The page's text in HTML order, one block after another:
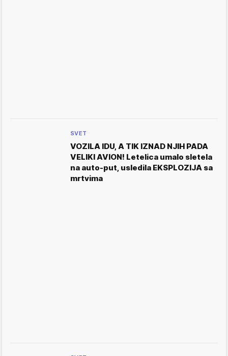
SVET
VOZILA IDU, A TIK IZNAD NJIH PADA
VELIKI AVION! Letelica umalo sletela
na auto-put, usledila EKSPLOZIJA sa
mrtvima